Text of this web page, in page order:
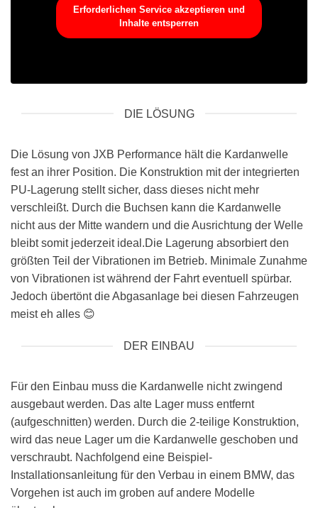
Erforderlichen Service akzeptieren und
Inhalte entsperren
DIE LÖSUNG
Die Lösung von JXB Performance hält die Kardanwelle
fest an ihrer Position. Die Konstruktion mit der integrierten
PU-Lagerung stellt sicher, dass dieses nicht mehr
verschleißt. Durch die Buchsen kann die Kardanwelle
nicht aus der Mitte wandern und die Ausrichtung der Welle
bleibt somit jederzeit ideal.Die Lagerung absorbiert den
größten Teil der Vibrationen im Betrieb. Minimale Zunahme
von Vibrationen ist während der Fahrt eventuell spürbar.
Jedoch übertönt die Abgasanlage bei diesen Fahrzeugen
meist eh alles 😊
DER EINBAU
Für den Einbau muss die Kardanwelle nicht zwingend
ausgebaut werden. Das alte Lager muss entfernt
(aufgeschnitten) werden. Durch die 2-teilige Konstruktion,
wird das neue Lager um die Kardanwelle geschoben und
verschraubt. Nachfolgend eine Beispiel-
Installationsanleitung für den Verbau in einem BMW, das
Vorgehen ist auch im groben auf andere Modelle